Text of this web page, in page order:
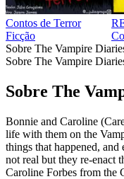
Contos de Terror
Ficção
Sobre The Vampire
Sobre The Vampire
Sobre The
Bonnie and Caroline
life with them on the
things that happened, and
not real but they re-enact
Caroline Forbes from the